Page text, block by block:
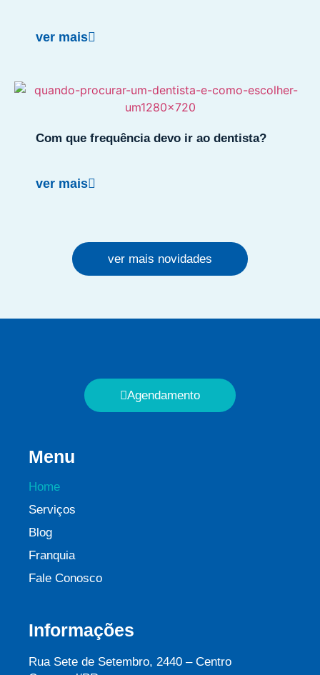
ver mais
Com que frequência devo ir ao dentista?
ver mais
ver mais novidades
Agendamento
Menu
Home
Serviços
Blog
Franquia
Fale Conosco
Informações
Rua Sete de Setembro, 2440 – Centro